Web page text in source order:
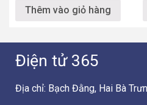
Thêm vào giỏ hàng
Điện tử 365
Địa chỉ: Bạch Đằng, Hai Bà